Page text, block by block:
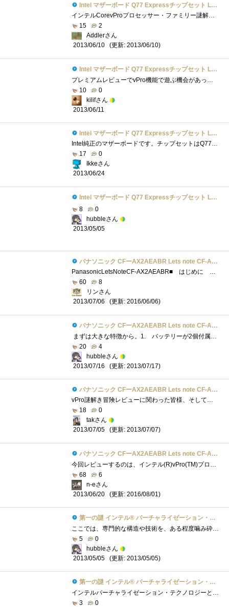
Intel マザーボード Q77 Expressチップセット LGA1155 BOXDQ77MK 【Micro-ATX】
インテルCorevProプロセッサー・ファミリー謎解きレビューのレビュー用マザーボードです。意外と大きい箱で到着我が家の検疫隊長のチェックをう...
15
2
Addlerさん
2013/06/10
(更新: 2013/06/10)
Intel マザーボード Q77 Expressチップセット LGA1155 BOXDQ77MK 【Micro-ATX】
プレミアムレビューでvPro機能で遊ぶ機会があったためいろいろと活用できました。電源オフでも遠隔操作できたり、仮想マシンでPCIスロットにア�...
10
0
kilifさん
2013/06/11
Intel マザーボード Q77 Expressチップセット LGA1155 BOXDQ77MK 【Micro-ATX】
Intel純正のマザーボードです。チップセットはQ77。ZでもHでもなく、Q77。IntelのvPro機能に対応したチップセットQ77を搭載しています。vProについては...
17
0
Ikkeさん
2013/06/24
Intel マザーボード Q77 Expressチップセット LGA1155 BOXDQ77MK 【Micro-ATX】
8
0
hubbleさん
2013/05/05
パナソニック CFーAX2AEABR Lets note CF-AX2シリーズ
PanasonicLetsNoteCF-AX2AEABR■ はじめに . 1か月にも及ぶ謎解きの末、私が所属しているチームIが 最優秀冒険チームに選ば...
60
8
リンさん
2013/07/06
(更新: 2016/06/06)
パナソニック CFーAX2AEABR Lets note CF-AX2シリーズ
まずは大きな特徴から。1. バッテリーが2個付属+小容量バッテリーも内蔵2. 360度回転する液晶モニタ3. マルチタッチ対応のタッチパネル4. �...
20
4
hubbleさん
2013/07/16
(更新: 2013/07/17)
パナソニック CFーAX2AEABR Lets note CF-AX2シリーズ
vPro謎解き冒険レビューに関わった皆様、そしてチームIのメンバーの皆様。このような機会を与えてくださったZigsow関係者各位、ならびにレビュー...
18
0
takさん
2013/07/05
(更新: 2013/07/07)
パナソニック CFーAX2AEABR Lets note CF-AX2シリーズ
今回レビューするのは、インテル(R)vPro(TM)プロセッサー・ファミリーの謎を解き明かせ！の秘宝、パナソニックのウルトラブック「Let'snoteCF-AX2�...
68
6
n-eさん
2013/06/20
(更新: 2016/08/01)
第一の謎 インテル® バーチャライゼーション・テクノロジーとは？
ここでは、専門的な構造や技術を、ある程度噛み砕いて説明します。変な例えを用いているので、若干ズレが生じているかもしれませんがご了承�...
5
0
hubbleさん
2013/05/05
(更新: 2013/05/05)
第一の謎 インテル® バーチャライゼーション・テクノロジーとは？
インテルバーチャライゼーション・テクノロジーとは、インテルが開発した仮想化支援技術です。★☆ 仮想化って何ですか？ ☆★ここで言う�...
3
0